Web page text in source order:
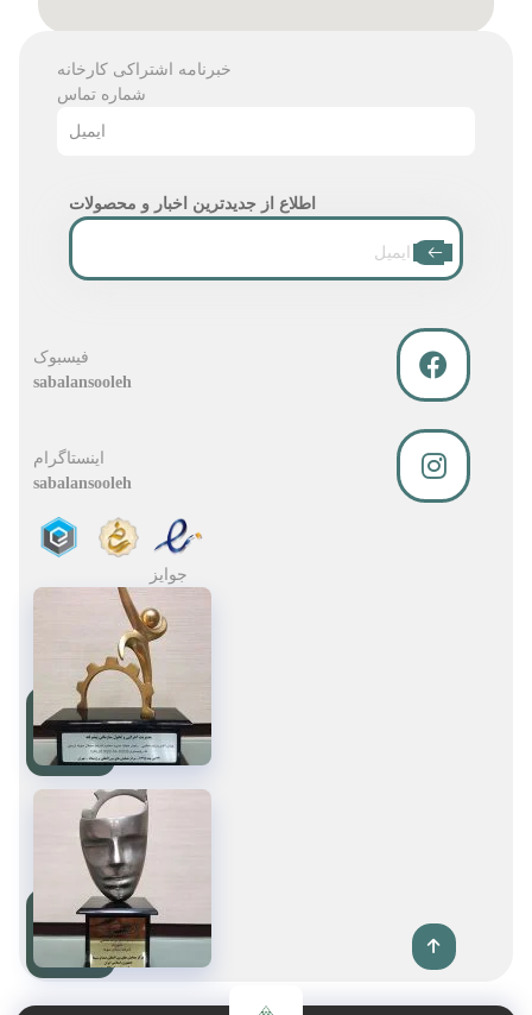
خبرنامه اشتراکی کارخانه
شماره تماس
ایمیل
اطلاع از جدیدترین اخبار و محصولات
فیسبوک
sabalansooleh
اینستاگرام
sabalansooleh
جوایز